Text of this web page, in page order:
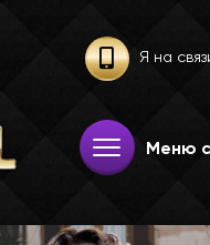
Я на
Меню